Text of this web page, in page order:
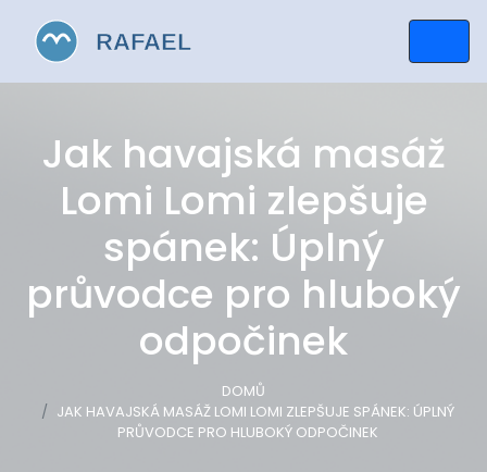
Jak havajská masáž
Lomi Lomi zlepšuje
spánek: Úplný
průvodce pro hluboký
odpočinek
DOMŮ
JAK HAVAJSKÁ MASÁŽ LOMI LOMI ZLEPŠUJE SPÁNEK: ÚPLNÝ
PRŮVODCE PRO HLUBOKÝ ODPOČINEK